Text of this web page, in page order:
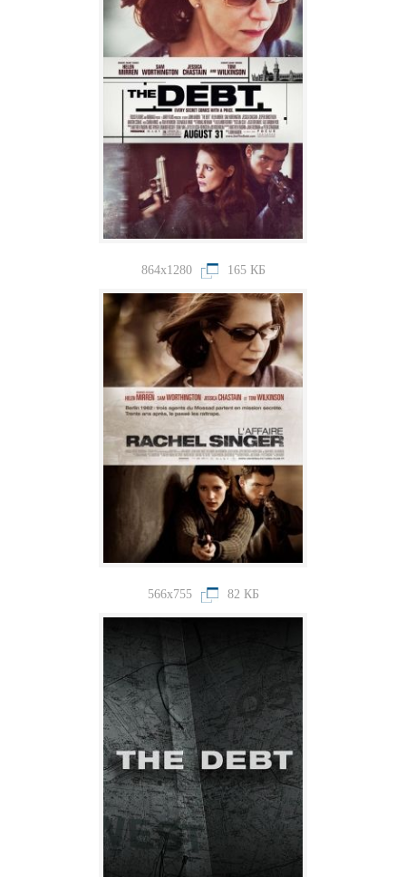
864x1280 165 КБ
566x755 82 КБ